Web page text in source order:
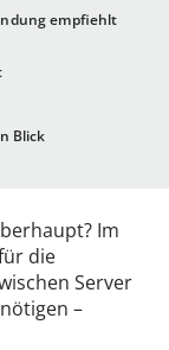
empfiehlt
Blick
Im
die
Server
–